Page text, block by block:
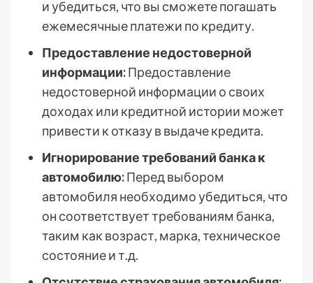
и убедиться, что вы сможете погашать
ежемесячные платежи по кредиту.
Предоставление недостоверной
информации:Предоставление
недостоверной информации о своих
доходах или кредитной истории может
привести к отказу в выдаче кредита.
Игнорирование требований банка к
автомобилю:Перед выбором
автомобиля необходимо убедиться, что
он соответствует требованиям банка,
таким как возраст, марка, техническое
состояние и т.д.